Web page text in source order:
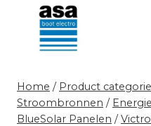
Doorgaan
inhoud
Home / Product
Stroombronnen /
BlueSolar Panelen /